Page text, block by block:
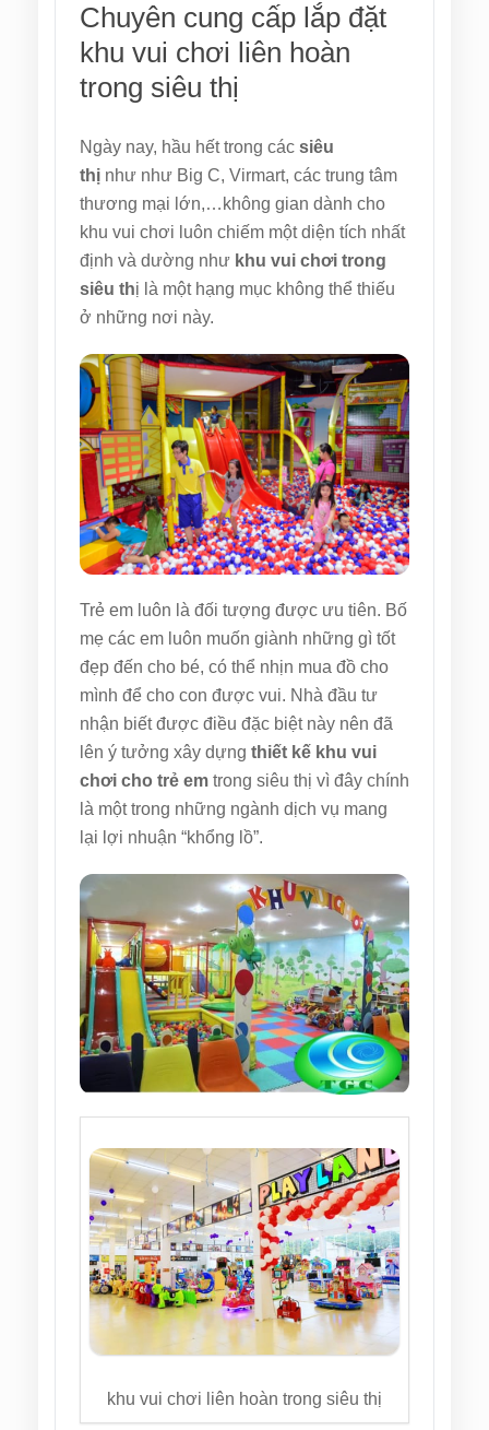
Chuyên cung cấp lắp đặt
khu vui chơi liên hoàn
trong siêu thị
Ngày nay, hầu hết trong các siêu
thị như như Big C, Virmart, các trung tâm
thương mại lớn,…không gian dành cho
khu vui chơi luôn chiếm một diện tích nhất
định và dường như khu vui chơi trong
siêu thị là một hạng mục không thể thiếu
ở những nơi này.
Trẻ em luôn là đối tượng được ưu tiên. Bố
mẹ các em luôn muốn giành những gì tốt
đẹp đến cho bé, có thể nhịn mua đồ cho
mình để cho con được vui. Nhà đầu tư
nhận biết được điều đặc biệt này nên đã
lên ý tưởng xây dựng thiết kế khu vui
chơi cho trẻ em trong siêu thị vì đây chính
là một trong những ngành dịch vụ mang
lại lợi nhuận “khổng lồ”.
khu vui chơi liên hoàn trong siêu thị